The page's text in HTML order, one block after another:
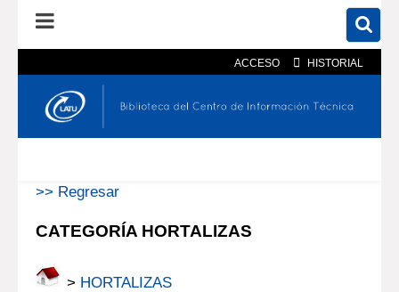
ACCESO HISTORIAL
En el catálogo En el sitio
>> Regresar
CATEGORÍA HORTALIZAS
> HORTALIZAS